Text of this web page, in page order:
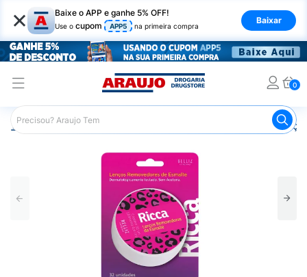
× Baixe o APP e ganhe 5% OFF!
Use o cupom APP5 na primeira compra
Baixar
0
Araujo Beleza e Cuidados Lenço